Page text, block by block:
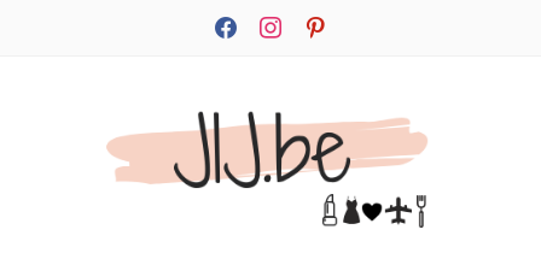
facebookinstagrampinterest